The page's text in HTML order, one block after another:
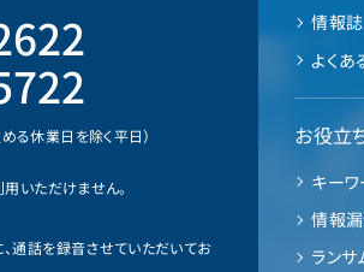
る休業日を除く平日）
いただけません。
通話を録音させていただいてお
情報誌
よくあ
お役立
キー
情報
ランサ